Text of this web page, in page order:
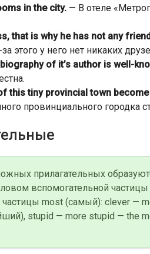
in the city. — В отеле
that is why he has not any
этого у него нет никаких
of it’s author is well-
this tiny provincial town
провинциального городка
прилагательных
вспомогательной частицы
частицы most (самый): clever —
stupid — more stupid — the